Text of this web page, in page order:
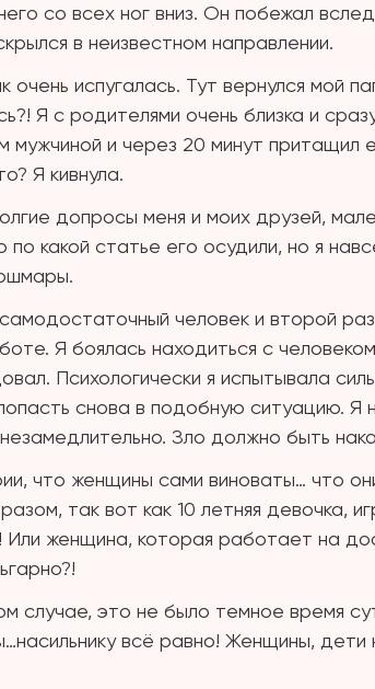
со всех ног вниз. Он побежал
в неизвестном направлении.
очень испугалась. Тут вернулся мой
Я с родителями очень близка и
мужчиной и через 20 минут притащил
Я кивнула.
допросы меня и моих друзей,
какой статье его осудили, но я
человек и второй
Я боялась находиться с
Психологически я испытывала
снова в подобную ситуацию. Я
Зло должно быть
что женщины сами виноваты… что
так вот как 10 летняя девочка,
Или женщина, которая работает на
случае, это не было темное время
всё равно! Женщины, дети